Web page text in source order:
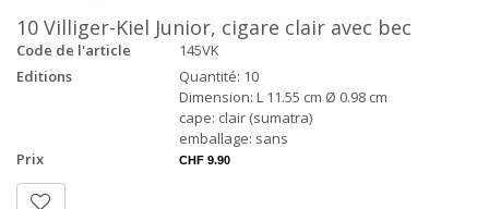
10 Villiger-Kiel Junior, cigare clair avec bec
Code de l'article
145VK
Editions
Quantité: 10
Dimension: L 11.55 cm Ø 0.98 cm
cape: clair (sumatra)
emballage: sans
Prix
CHF 9.90